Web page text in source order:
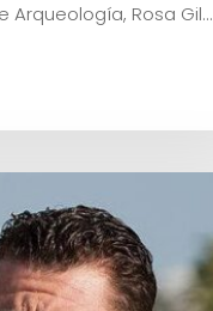
Arqueología, Rosa Gil…